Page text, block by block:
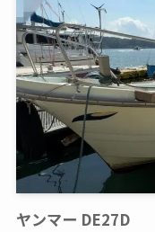
ヤンマー DE27D